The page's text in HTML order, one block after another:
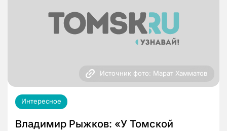
Источник фото: Марат Хамматов
Интересное
Владимир Рыжков: «У Томской